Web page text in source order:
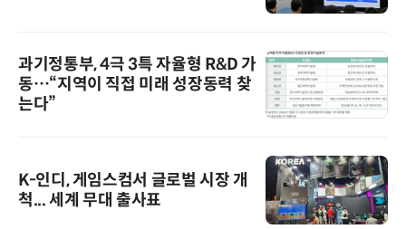
과기정통부, 4극 3특 자율형 R&D 가
동…“지역이 직접 미래 성장동력 찾
는다”
K-인디, 게임스컴서 글로벌 시장 개
척... 세계 무대 출사표